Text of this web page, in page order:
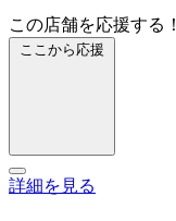
この店舗を応援する！
ここから応援
詳細を見る